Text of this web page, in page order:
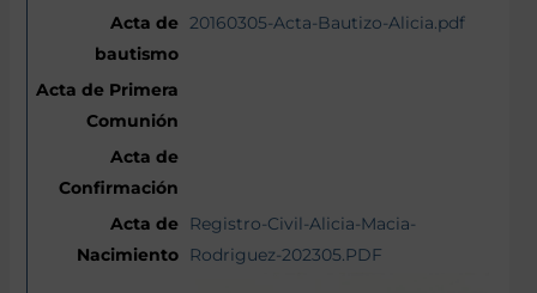
20160305-Acta-Bautizo-Alicia.pdf
Registro-Civil-Alicia-Macia-
Rodriguez-202305.PDF